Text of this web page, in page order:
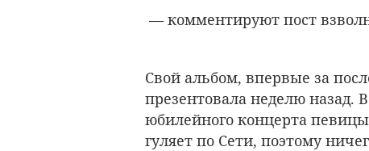
— комментируют пост
Свой альбом, впервые за
презентовала неделю назад.
юбилейного концерта
гуляет по Сети, поэтому